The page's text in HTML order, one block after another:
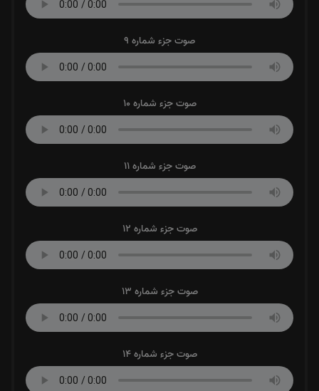
صوت جزء شماره 9
صوت جزء شماره 10
صوت جزء شماره 11
صوت جزء شماره 12
صوت جزء شماره 13
صوت جزء شماره 14